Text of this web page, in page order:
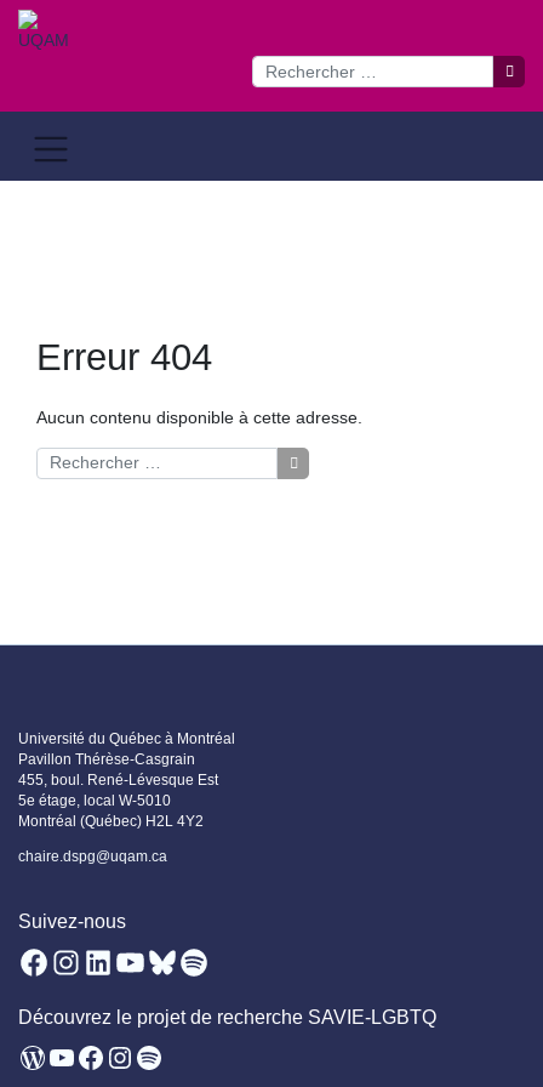
Passer
Erreur 404
Aucun contenu disponible à cette adresse.
Université du Québec à Montréal
Pavillon Thérèse-Casgrain
455, boul. René-Lévesque Est
5e étage, local W-5010
Montréal (Québec) H2L 4Y2
chaire.dspg@uqam.ca
Suivez-nous
Facebook
Instagram
LinkedIn
YouTube
Bluesky
Spotify
Découvrez le projet de recherche SAVIE-LGBTQ
WordPress
YouTube
Facebook
Instagram
Spotify